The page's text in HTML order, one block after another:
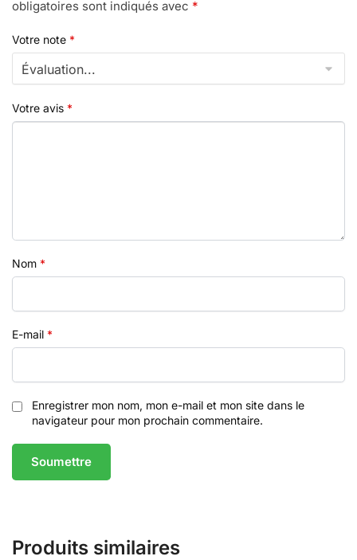
obligatoires sont indiqués avec *
Votre note *
Votre avis *
Nom *
E-mail *
Enregistrer mon nom, mon e-mail et mon site dans le
navigateur pour mon prochain commentaire.
Produits similaires